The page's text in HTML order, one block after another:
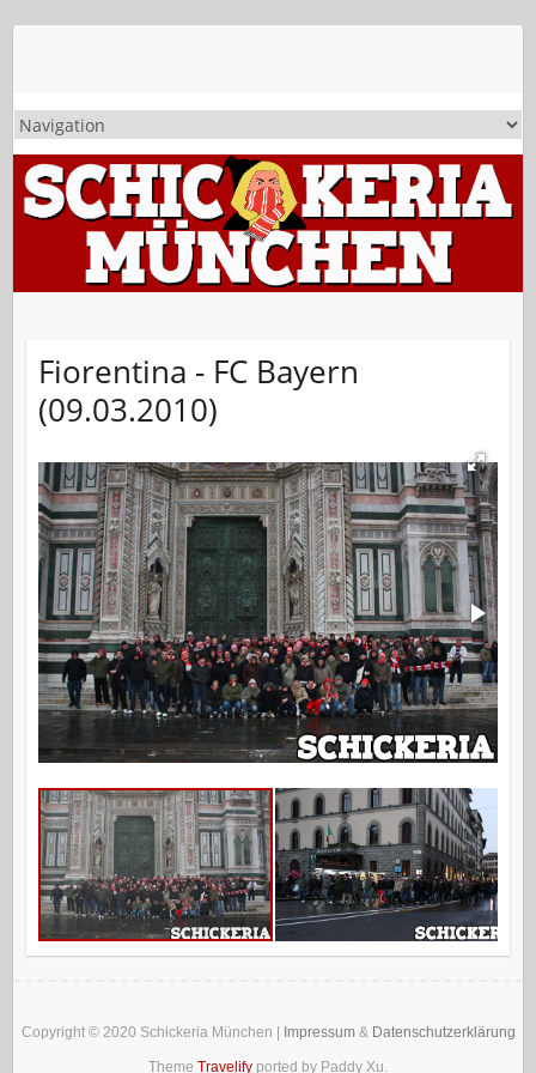
Fiorentina - FC Bayern
(09.03.2010)
Copyright © 2020 Schickeria München Impressum& Datenschutzerklärung
Theme Travelify ported by Paddy Xu.